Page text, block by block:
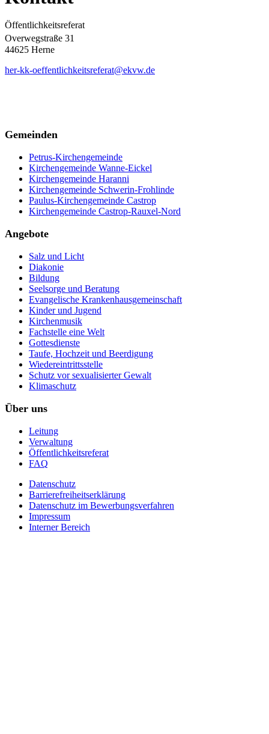
Öffentlichkeitsreferat
Overwegstraße 31
44625 Herne
her-kk-oeffentlichkeitsreferat@ekvw.de
Gemeinden
Petrus-Kirchengemeinde
Kirchengemeinde Wanne-Eickel
Kirchengemeinde Haranni
Kirchengemeinde Schwerin-Frohlinde
Paulus-Kirchengemeinde Castrop
Kirchengemeinde Castrop-Rauxel-Nord
Angebote
Salz und Licht
Diakonie
Bildung
Seelsorge und Beratung
Evangelische Krankenhausgemeinschaft
Kinder und Jugend
Kirchenmusik
Fachstelle eine Welt
Gottesdienste
Taufe, Hochzeit und Beerdigung
Wiedereintrittsstelle
Schutz vor sexualisierter Gewalt
Klimaschutz
Über uns
Leitung
Verwaltung
Öffentlichkeitsreferat
FAQ
Datenschutz
Barrierefreiheitserklärung
Datenschutz im Bewerbungsverfahren
Impressum
Interner Bereich